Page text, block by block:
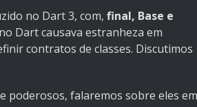
no Dart 3, com, final, Base e
no Dart causava estranheza em
contratos de classes. Discutimos
poderosos, falaremos sobre eles em